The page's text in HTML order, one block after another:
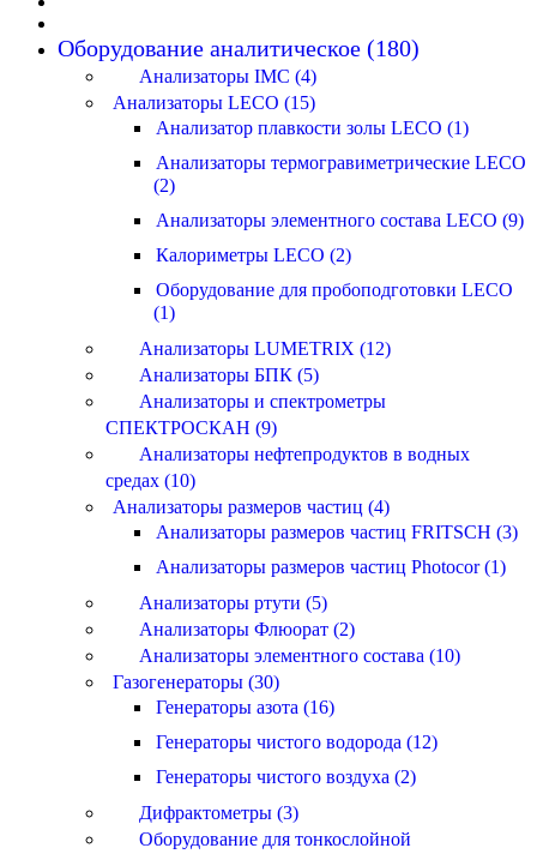
Оборудование аналитическое (180)
Анализаторы IMC (4)
Анализаторы LECO (15)
Анализатор плавкости золы LECO (1)
Анализаторы термогравиметрические LECO
(2)
Анализаторы элементного состава LECO (9)
Калориметры LECO (2)
Оборудование для пробоподготовки LECO
(1)
Анализаторы LUMETRIX (12)
Анализаторы БПК (5)
Анализаторы и спектрометры
СПЕКТРОСКАН (9)
Анализаторы нефтепродуктов в водных
средах (10)
Анализаторы размеров частиц (4)
Анализаторы размеров частиц FRITSCH (3)
Анализаторы размеров частиц Photocor (1)
Анализаторы ртути (5)
Анализаторы Флюорат (2)
Анализаторы элементного состава (10)
Газогенераторы (30)
Генераторы азота (16)
Генераторы чистого водорода (12)
Генераторы чистого воздуха (2)
Дифрактометры (3)
Оборудование для тонкослойной